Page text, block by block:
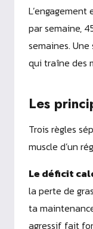
par semaine,
semaines.
qui traîne des
Les
Trois règles
muscle d’un
Le déficit
la perte de
ta
agressif fait